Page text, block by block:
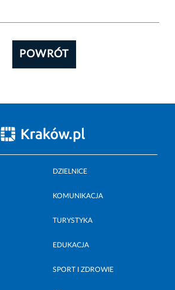
POWRÓT
DZIELNICE
KOMUNIKACJA
TURYSTYKA
EDUKACJA
SPORT I ZDROWIE